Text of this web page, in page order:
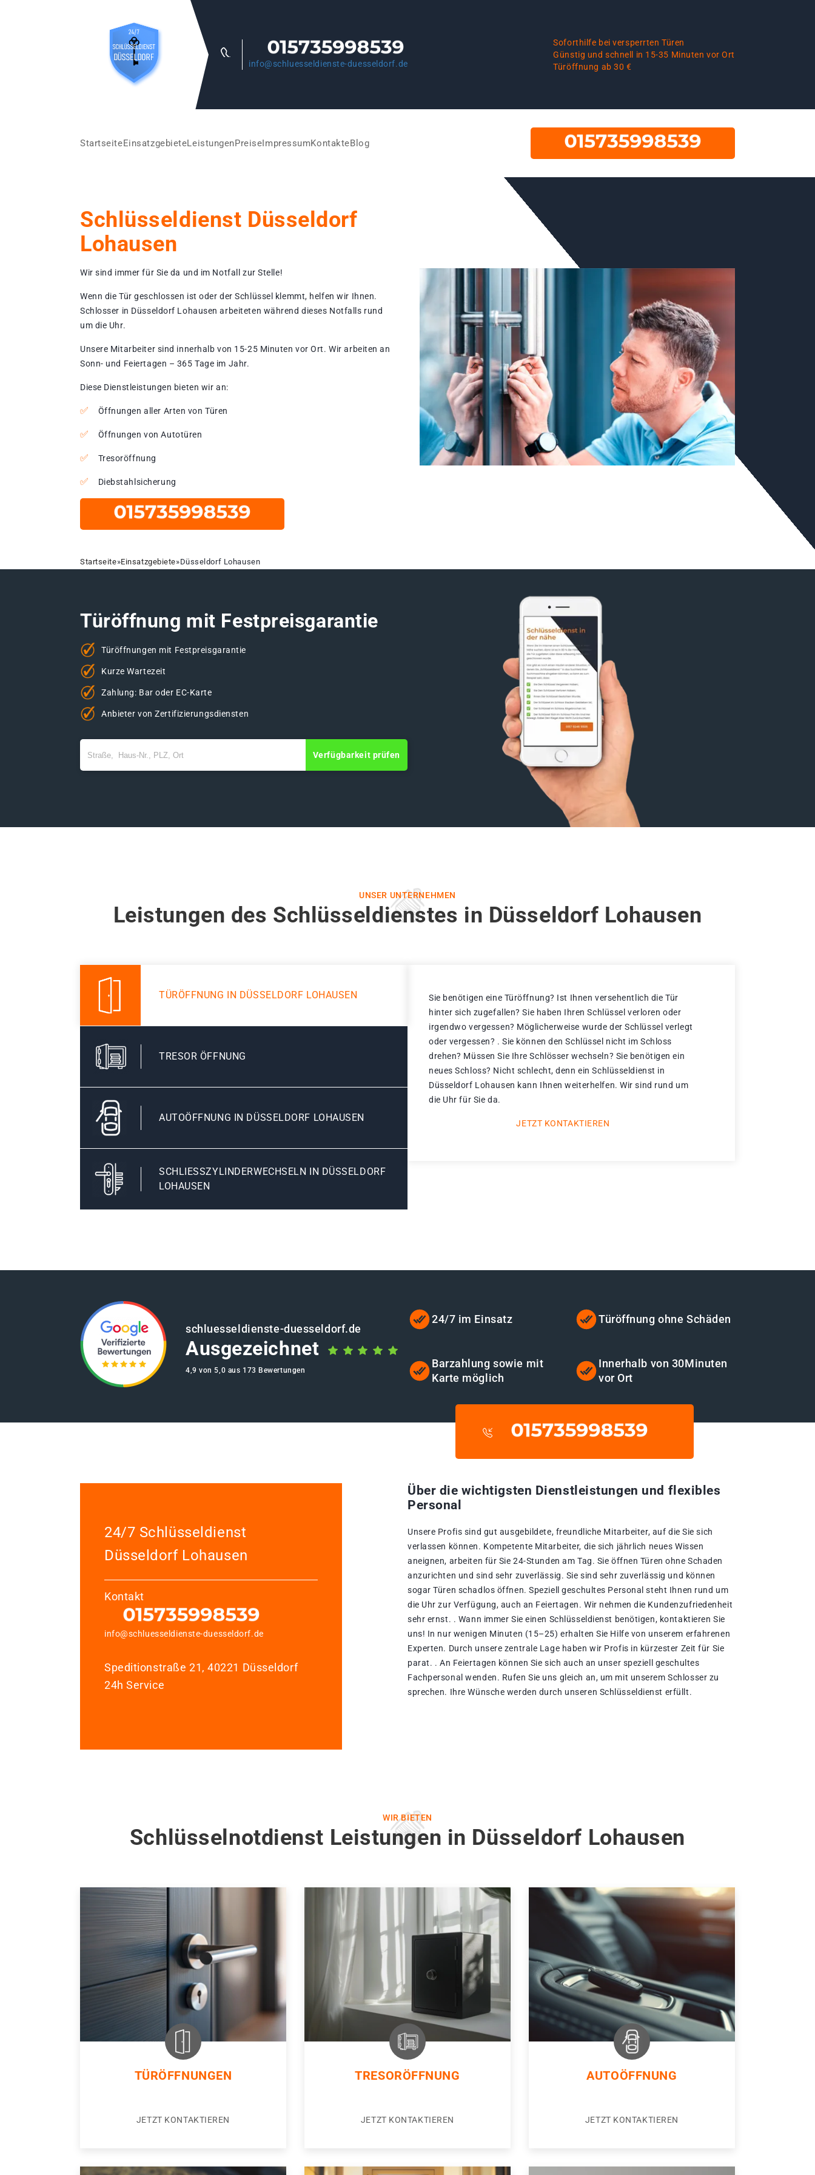
info@schluesseldienste-duesseldorf.de
Soforthilfe bei versperrten Türen
Günstig und schnell in 15-35 Minuten vor Ort
Türöffnung ab 30 €
StartseiteEinsatzgebieteLeistungenPreiseImpressumKontakteBlog
Schlüsseldienst Düsseldorf
Lohausen
Wir sind immer für Sie da und im Notfall zur Stelle!
Wenn die Tür geschlossen ist oder der Schlüssel klemmt, helfen wir Ihnen.
Schlosser in Düsseldorf Lohausen arbeiteten während dieses Notfalls rund
um die Uhr.
Unsere Mitarbeiter sind innerhalb von 15-25 Minuten vor Ort. Wir arbeiten an
Sonn- und Feiertagen – 365 Tage im Jahr.
Diese Dienstleistungen bieten wir an:
Öffnungen aller Arten von Türen
Öffnungen von Autotüren
Tresoröffnung
Diebstahlsicherung
Startseite»Einsatzgebiete»Düsseldorf Lohausen
Türöffnung mit Festpreisgarantie
Türöffnungen mit Festpreisgarantie
Kurze Wartezeit
Zahlung: Bar oder EC-Karte
Anbieter von Zertifizierungsdiensten
Verfügbarkeit prüfen
UNSER UNTERNEHMEN
Leistungen des Schlüsseldienstes in Düsseldorf Lohausen
TÜRÖFFNUNG IN DÜSSELDORF LOHAUSEN
TRESOR ÖFFNUNG
AUTOÖFFNUNG IN DÜSSELDORF LOHAUSEN
SCHLIESSZYLINDERWECHSELN IN DÜSSELDORF L
OHAUSEN
Sie benötigen eine Türöffnung? Ist Ihnen versehentlich die Tür
hinter sich zugefallen? Sie haben Ihren Schlüssel verloren oder
irgendwo vergessen? Möglicherweise wurde der Schlüssel verlegt
oder vergessen? . Sie können den Schlüssel nicht im Schloss
drehen? Müssen Sie Ihre Schlösser wechseln? Sie benötigen ein
neues Schloss? Nicht schlecht, denn ein Schlüsseldienst in
Düsseldorf Lohausen kann Ihnen weiterhelfen. Wir sind rund um
die Uhr für Sie da.
JETZT KONTAKTIEREN
schluesseldienste-duesseldorf.de
Ausgezeichnet
4,9 von 5,0 aus 173 Bewertungen
24/7 im Einsatz Türöffnung ohne Schäden
Barzahlung sowie mit
Karte möglich
Innerhalb von 30Minuten
vor Ort
24/7 Schlüsseldienst
Düsseldorf Lohausen
Kontakt
info@schluesseldienste-duesseldorf.de
Speditionstraße 21, 40221 Düsseldorf
24h Service
Über die wichtigsten Dienstleistungen und flexibles
Personal
Unsere Profis sind gut ausgebildete, freundliche Mitarbeiter, auf die Sie sich
verlassen können. Kompetente Mitarbeiter, die sich jährlich neues Wissen
aneignen, arbeiten für Sie 24-Stunden am Tag. Sie öffnen Türen ohne Schaden
anzurichten und sind sehr zuverlässig. Sie sind sehr zuverlässig und können
sogar Türen schadlos öffnen. Speziell geschultes Personal steht Ihnen rund um
die Uhr zur Verfügung, auch an Feiertagen. Wir nehmen die Kundenzufriedenheit
sehr ernst. . Wann immer Sie einen Schlüsseldienst benötigen, kontaktieren Sie
uns! In nur wenigen Minuten (15–25) erhalten Sie Hilfe von unserem erfahrenen
Experten. Durch unsere zentrale Lage haben wir Profis in kürzester Zeit für Sie
parat. . An Feiertagen können Sie sich auch an unser speziell geschultes
Fachpersonal wenden. Rufen Sie uns gleich an, um mit unserem Schlosser zu
sprechen. Ihre Wünsche werden durch unseren Schlüsseldienst erfüllt.
WIR BIETEN
Schlüsselnotdienst Leistungen in Düsseldorf Lohausen
TÜRÖFFNUNGEN
JETZT KONTAKTIEREN
TRESORÖFFNUNG
JETZT KONTAKTIEREN
AUTOÖFFNUNG
JETZT KONTAKTIEREN